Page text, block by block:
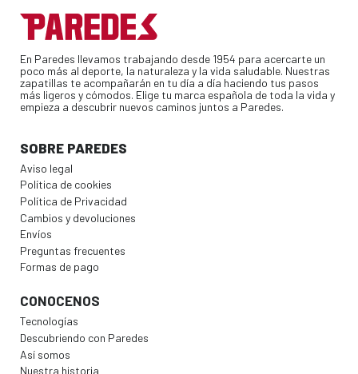
En Paredes llevamos trabajando desde 1954 para acercarte un
poco más al deporte, la naturaleza y la vida saludable. Nuestras
zapatillas te acompañarán en tu día a día haciendo tus pasos
más ligeros y cómodos. Elige tu marca española de toda la vida y
empieza a descubrir nuevos caminos juntos a Paredes.
SOBRE PAREDES
Aviso legal
Política de cookies
Política de Privacidad
Cambios y devoluciones
Envíos
Preguntas frecuentes
Formas de pago
CONOCENOS
Tecnologías
Descubriendo con Paredes
Así somos
Nuestra historia